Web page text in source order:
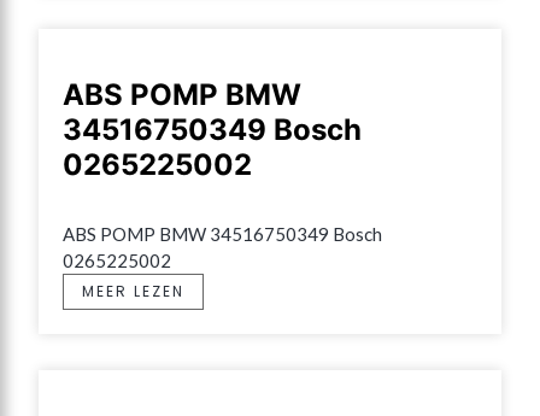
ABS POMP BMW
34516750349 Bosch
0265225002
ABS POMP BMW 34516750349 Bosch
0265225002
MEER LEZEN